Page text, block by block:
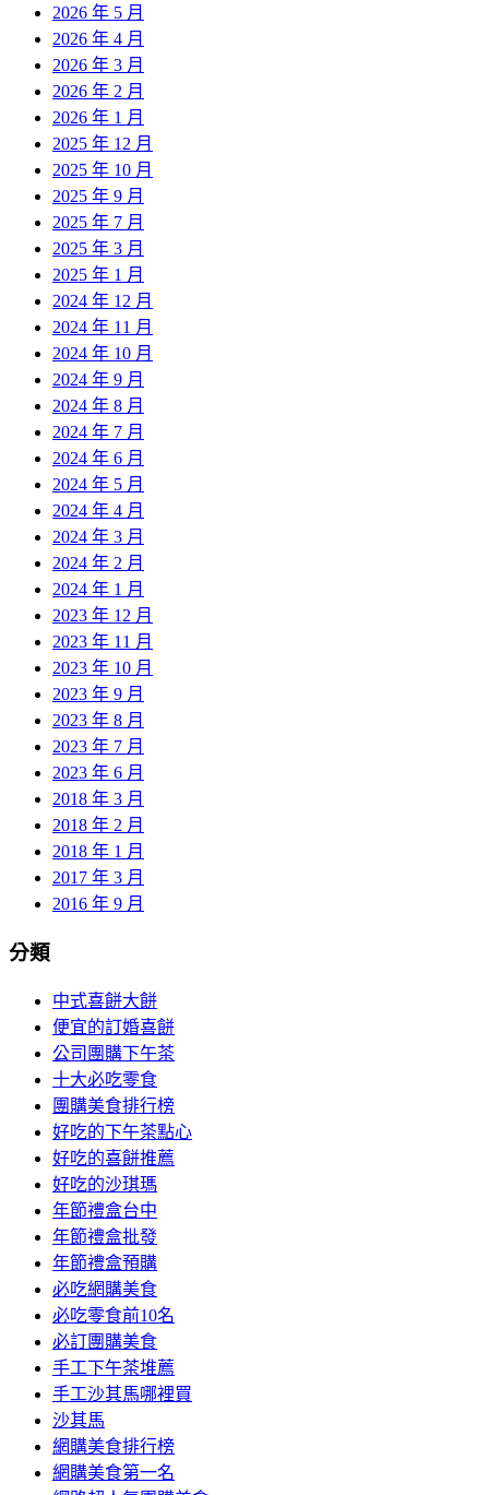
2026 年 5 月
2026 年 4 月
2026 年 3 月
2026 年 2 月
2026 年 1 月
2025 年 12 月
2025 年 10 月
2025 年 9 月
2025 年 7 月
2025 年 3 月
2025 年 1 月
2024 年 12 月
2024 年 11 月
2024 年 10 月
2024 年 9 月
2024 年 8 月
2024 年 7 月
2024 年 6 月
2024 年 5 月
2024 年 4 月
2024 年 3 月
2024 年 2 月
2024 年 1 月
2023 年 12 月
2023 年 11 月
2023 年 10 月
2023 年 9 月
2023 年 8 月
2023 年 7 月
2023 年 6 月
2018 年 3 月
2018 年 2 月
2018 年 1 月
2017 年 3 月
2016 年 9 月
分類
中式喜餅大餅
便宜的訂婚喜餅
公司團購下午茶
十大必吃零食
團購美食排行榜
好吃的下午茶點心
好吃的喜餅推薦
好吃的沙琪瑪
年節禮盒台中
年節禮盒批發
年節禮盒預購
必吃網購美食
必吃零食前10名
必訂團購美食
手工下午茶堆薦
手工沙其馬哪裡買
沙其馬
網購美食排行榜
網購美食第一名